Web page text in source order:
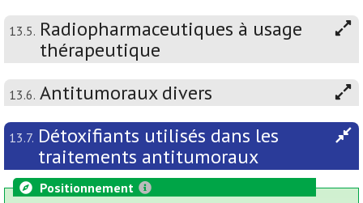
13.5. Radiopharmaceutiques à usage
thérapeutique
13.6. Antitumoraux divers
13.7. Détoxifiants utilisés dans les
traitements antitumoraux
Positionnement